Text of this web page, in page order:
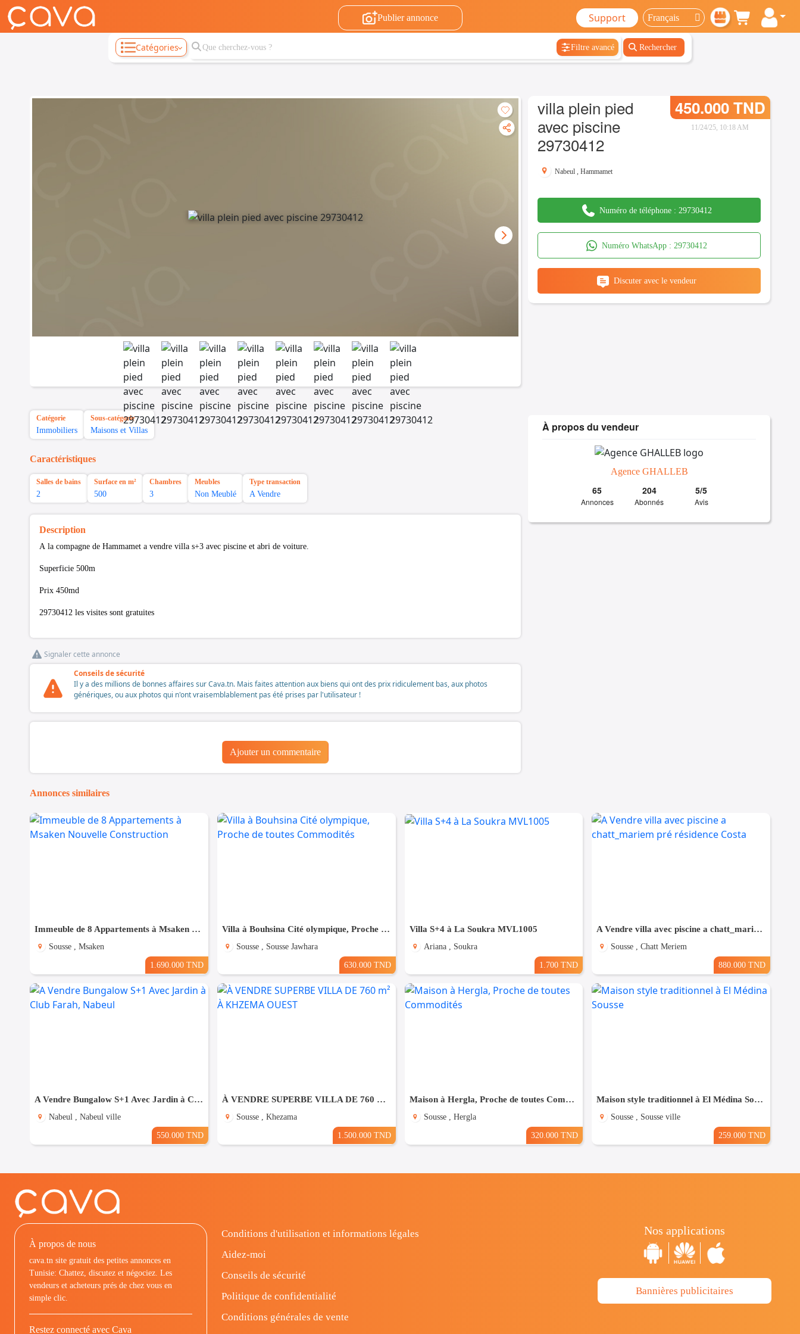
Publier annonce Support
Catégories Filtre avancé Rechercher
villa plein pied
avec piscine
29730412
450.000 TND
11/24/25, 10:18 AM
Nabeul ,Hammamet
Numéro de téléphone : 29730412
Numéro WhatsApp :29730412
Discuter avec le vendeur
Catégorie
Immobiliers
Sous-catégorie
Maisons et Villas
Caractéristiques
Salles de bains
2
Surface en m²
500
Chambres
3
Meubles
Non Meublé
Type transaction
A Vendre
Description
A la compagne de Hammamet a vendre villa s+3 avec piscine et abri de voiture.
Superficie 500m
Prix 450md
29730412 les visites sont gratuites
Signaler cette annonce
Conseils de sécurité
Il y a des millions de bonnes affaires sur Cava.tn. Mais faites attention aux biens qui ont des prix ridiculement bas, aux photos
génériques, ou aux photos qui n'ont vraisemblablement pas été prises par l'utilisateur !
Ajouter un commentaire
À propos du vendeur
Agence GHALLEB
65
Annonces
204
Abonnés
5/5
Avis
Annonces similaires
Immeuble de 8 Appartements à Msaken Nouvelle Construction
Sousse , Msaken
1.690.000 TND
Villa à Bouhsina Cité olympique, Proche de toutes Commodités
Sousse , Sousse Jawhara
630.000 TND
Villa S+4 à La Soukra MVL1005
Ariana , Soukra
1.700 TND
A Vendre villa avec piscine a chatt_mariem pré résidence Costa
Sousse , Chatt Meriem
880.000 TND
A Vendre Bungalow S+1 Avec Jardin à Club Farah, Nabeul
Nabeul , Nabeul ville
550.000 TND
À VENDRE SUPERBE VILLA DE 760 m² À KHZEMA OUEST
Sousse , Khezama
1.500.000 TND
Maison à Hergla, Proche de toutes Commodités
Sousse , Hergla
320.000 TND
Maison style traditionnel à El Médina Sousse
Sousse , Sousse ville
259.000 TND
À propos de nous
cava.tn site gratuit des petites annonces en
Tunisie: Chattez, discutez et négociez. Les
vendeurs et acheteurs prés de chez vous en
simple clic.
Restez connecté avec Cava
Conditions d'utilisation et informations légales
Aidez-moi
Conseils de sécurité
Politique de confidentialité
Conditions générales de vente
Nos applications
Bannières publicitaires